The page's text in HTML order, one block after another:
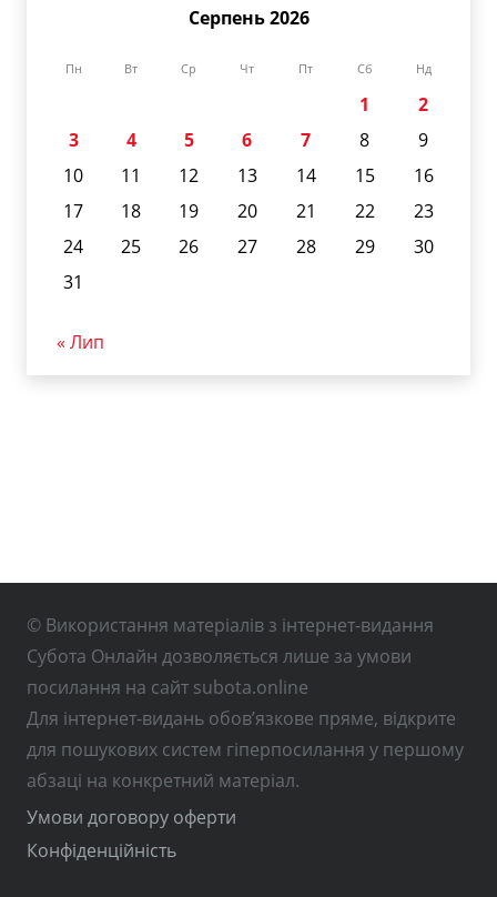
Серпень 2026
Пн Вт Ср Чт Пт Сб Нд
1
2
3
4 5 6 7 8
9
10
11 12 13 14 15
16
17
18 19 20 21 22
23
24
25 26 27 28 29
30
31
« Лип
© Використання матеріалів з інтернет-видання
Субота Онлайн дозволяється лише за умови
посилання на сайт subota.online
Для інтернет-видань обов’язкове пряме, відкрите
для пошукових систем гіперпосилання у першому
абзаці на конкретний матеріал.
Умови договору оферти
Конфіденційність